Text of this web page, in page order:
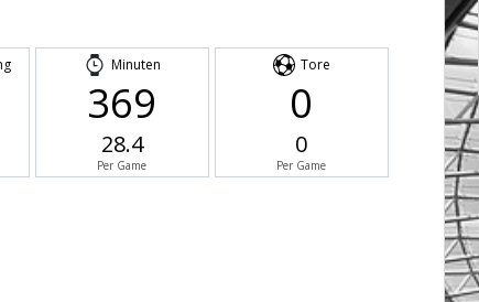
Minuten
369
28.4
Per Game
Tore
0
0
Per Game